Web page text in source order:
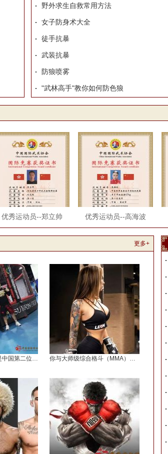
野外求生自救常用方法
女子防身术大全
徒手抗暴
武装抗暴
防狼喷雾
"武林高手"教你如何防色狼
优秀运动员--郑立帅 优秀运动员--高海波
更多+